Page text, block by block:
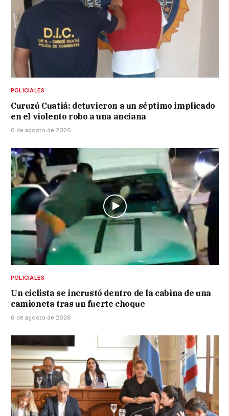
POLICIALES
Curuzú Cuatiá: detuvieron a un séptimo implicado
en el violento robo a una anciana
6 de agosto de 2026
POLICIALES
Un ciclista se incrustó dentro de la cabina de una
camioneta tras un fuerte choque
6 de agosto de 2026